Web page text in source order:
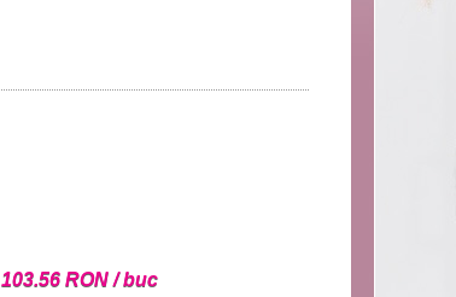
103.56 RON / buc